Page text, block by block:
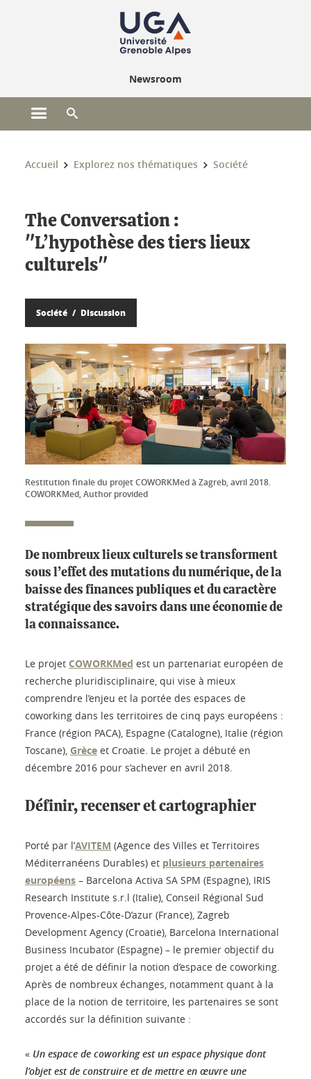
Newsroom
Ouvrir le menu principal
Vous êtes ici :
Accueil Explorez nos thématiques Société
The Conversation :
"L’hypothèse des tiers lieux
culturels"
Société Discussion
Restitution finale du projet COWORKMed à Zagreb, avril 2018.
COWORKMed, Author provided
De nombreux lieux culturels se transforment
sous l’effet des mutations du numérique, de la
baisse des finances publiques et du caractère
stratégique des savoirs dans une économie de
la connaissance.
Le projet COWORKMed est un partenariat européen de
recherche pluridisciplinaire, qui vise à mieux
comprendre l’enjeu et la portée des espaces de
coworking dans les territoires de cinq pays européens :
France (région PACA), Espagne (Catalogne), Italie (région
Toscane), Grèce et Croatie. Le projet a débuté en
décembre 2016 pour s’achever en avril 2018.
Définir, recenser et cartographier
Porté par l’AVITEM (Agence des Villes et Territoires
Méditerranéens Durables) et plusieurs partenaires
européens – Barcelona Activa SA SPM (Espagne), IRIS
Research Institute s.r.l (Italie), Conseil Régional Sud
Provence-Alpes-Côte-D’azur (France), Zagreb
Development Agency (Croatie), Barcelona International
Business Incubator (Espagne) – le premier objectif du
projet a été de définir la notion d’espace de coworking.
Après de nombreux échanges, notamment quant à la
place de la notion de territoire, les partenaires se sont
accordés sur la définition suivante :
« Un espace de coworking est un espace physique dont
l’objet est de construire et de mettre en œuvre une